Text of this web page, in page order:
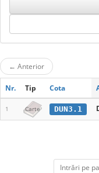
← Anterior
Nr. Tip Cota
1 Carte DUN3.1
Intrări pe